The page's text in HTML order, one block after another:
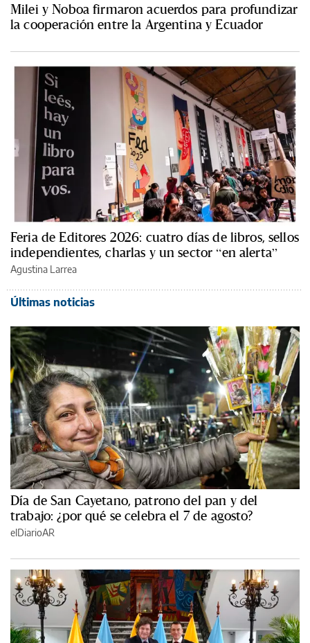
Milei y Noboa firmaron acuerdos para profundizar
la cooperación entre la Argentina y Ecuador
Feria de Editores 2026: cuatro días de libros, sellos
independientes, charlas y un sector “en alerta”
Agustina Larrea
Últimas noticias
Día de San Cayetano, patrono del pan y del
trabajo: ¿por qué se celebra el 7 de agosto?
elDiarioAR